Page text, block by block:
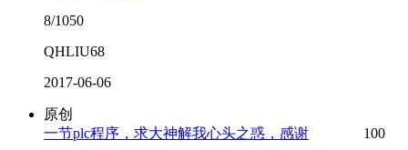
8/1050
QHLIU68
2017-06-06
原创
一节plc程序，求大神解我心头之惑，感谢
100